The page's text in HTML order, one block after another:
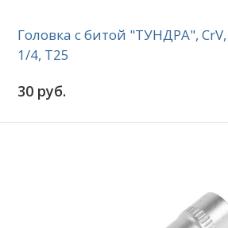
Головка с битой "ТУНДРА",
1/4, Т25
30 руб.